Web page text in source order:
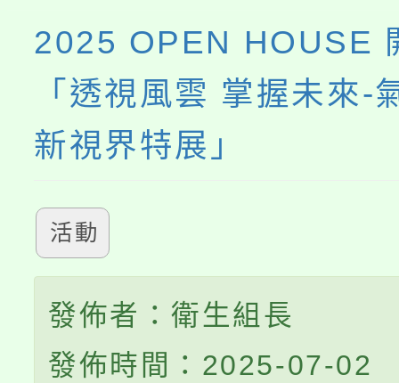
2025 OPEN HOUSE
「透視風雲 掌握未來-
新視界特展」
活動
發佈者：衛生組長
發佈時間：2025-07-02